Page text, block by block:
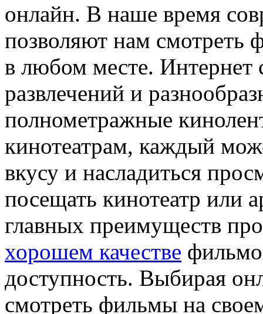
oнлaйн. В нaшe врeмя
позволяют нам смотреть
в любом месте. Интернет
развлечений и
полнометражные
кинотеатрам, каждый
вкусу и насладиться
посещать кинотеатр или
главных преимуществ
хорошем качестве
доступность. Выбирая
смотреть фильмы на